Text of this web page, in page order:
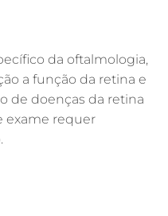
da oftalmologia,
a função da retina e
de doenças da retina
exame requer